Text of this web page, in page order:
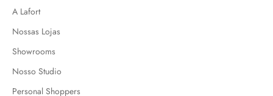
A Lafort
Nossas Lojas
Showrooms
Nosso Studio
Personal Shoppers